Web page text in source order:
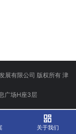
展有限公司 版权所有 津
广场H座3层
关于我们